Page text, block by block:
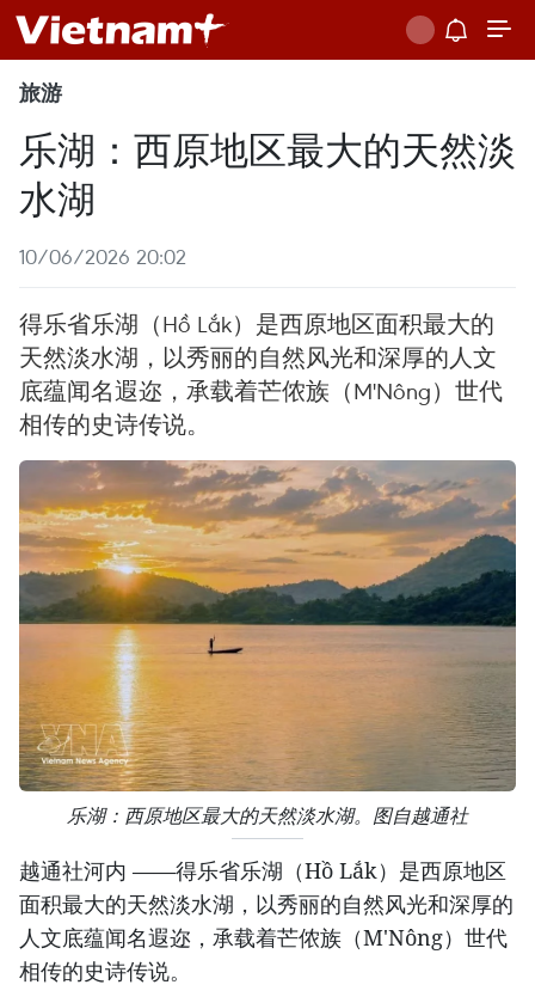
旅游
乐湖：西原地区最大的天然淡
水湖
10/06/2026 20:02
得乐省乐湖（Hồ Lắk）是西原地区面积最大的
天然淡水湖，以秀丽的自然风光和深厚的人文
底蕴闻名遐迩，承载着芒侬族（M'Nông）世代
相传的史诗传说。
乐湖：西原地区最大的天然淡水湖。图自越通社
越通社河内 ——得乐省乐湖（Hồ Lắk）是西原地区
面积最大的天然淡水湖，以秀丽的自然风光和深厚的
人文底蕴闻名遐迩，承载着芒侬族（M'Nông）世代
相传的史诗传说。